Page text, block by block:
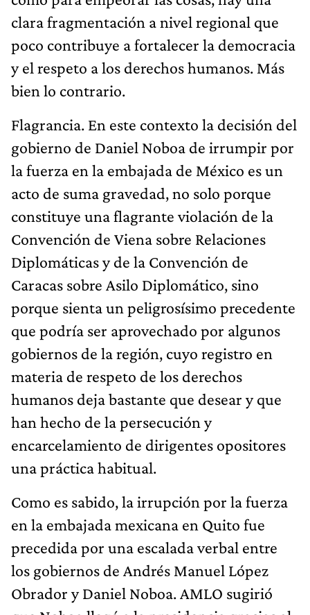
clara fragmentación a nivel regional que
poco contribuye a fortalecer la democracia
y el respeto a los derechos humanos. Más
bien lo contrario.
Flagrancia. En este contexto la decisión del
gobierno de Daniel Noboa de irrumpir por
la fuerza en la embajada de México es un
acto de suma gravedad, no solo porque
constituye una flagrante violación de la
Convención de Viena sobre Relaciones
Diplomáticas y de la Convención de
Caracas sobre Asilo Diplomático, sino
porque sienta un peligrosísimo precedente
que podría ser aprovechado por algunos
gobiernos de la región, cuyo registro en
materia de respeto de los derechos
humanos deja bastante que desear y que
han hecho de la persecución y
encarcelamiento de dirigentes opositores
una práctica habitual.
Como es sabido, la irrupción por la fuerza
en la embajada mexicana en Quito fue
precedida por una escalada verbal entre
los gobiernos de Andrés Manuel López
Obrador y Daniel Noboa. AMLO sugirió